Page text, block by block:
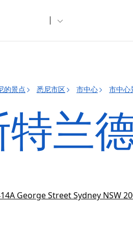
的景点 悉尼市区 市中心 市中心
特兰
George Street Sydney NSW